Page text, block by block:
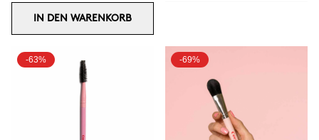
IN DEN WARENKORB
-63% -69%